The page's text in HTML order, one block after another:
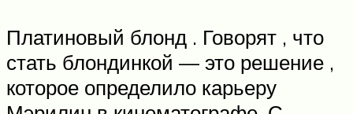
Платиновый блонд . Говорят , что
стать блондинкой — это решение ,
которое определило карьеру